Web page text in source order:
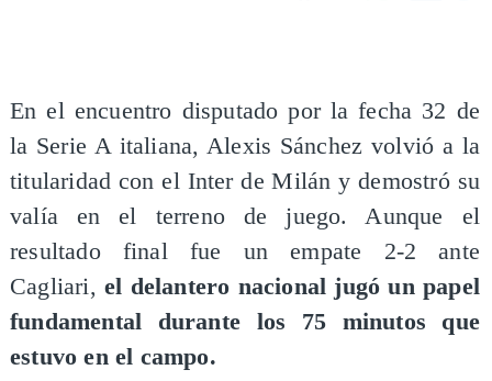
​En el encuentro disputado por la fecha 32 de
la Serie A italiana, Alexis Sánchez volvió a la
titularidad con el Inter de Milán y demostró su
valía en el terreno de juego. Aunque el
resultado final fue un empate 2-2 ante
Cagliari, el delantero nacional jugó un papel
fundamental durante los 75 minutos que
estuvo en el campo.